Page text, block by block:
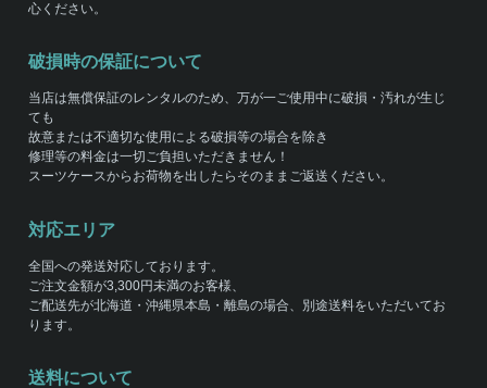
心ください。
破損時の保証について
当店は無償保証のレンタルのため、万が一ご使用中に破損・汚れが生じ
ても
故意または不適切な使用による破損等の場合を除き
修理等の料金は一切ご負担いただきません！
スーツケースからお荷物を出したらそのままご返送ください。
対応エリア
全国への発送対応しております。
ご注文金額が3,300円未満のお客様、
ご配送先が北海道・沖縄県本島・離島の場合、別途送料をいただいてお
ります。
送料について